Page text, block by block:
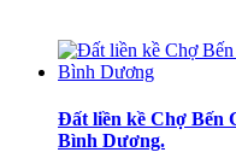
Đất liền kề Chợ Bến
Bình Dương.